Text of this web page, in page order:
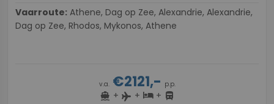
Vaarroute:
Dag op Zee, Rhodos, Mykonos, Athene
v.a.€2121,- p.p.
directions_boat + flight + hotel+ directions_bus